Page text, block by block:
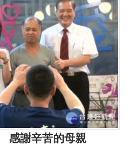
感謝辛苦的母親